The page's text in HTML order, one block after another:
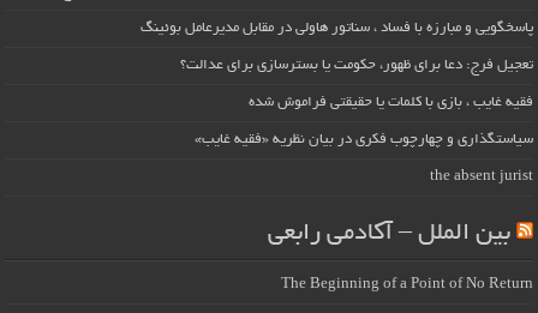
پاسخگویی و مبارزه با فساد ، سناتور هاولی در مقابل مدیرعامل بوئینگ
تعجیل فرج: دعا برای ظهور، حکومت یا بسترسازی برای عدالت؟
فقیه غایب ، بازی با کلمات یا حقیقتی فراموش شده
سیاستگذاری و چهارچوب فکری در بیان نظریه «فقیه غایب»
the absent jurist
بین الملل – آکادمی رابعی
The Beginning of a Point of No Return